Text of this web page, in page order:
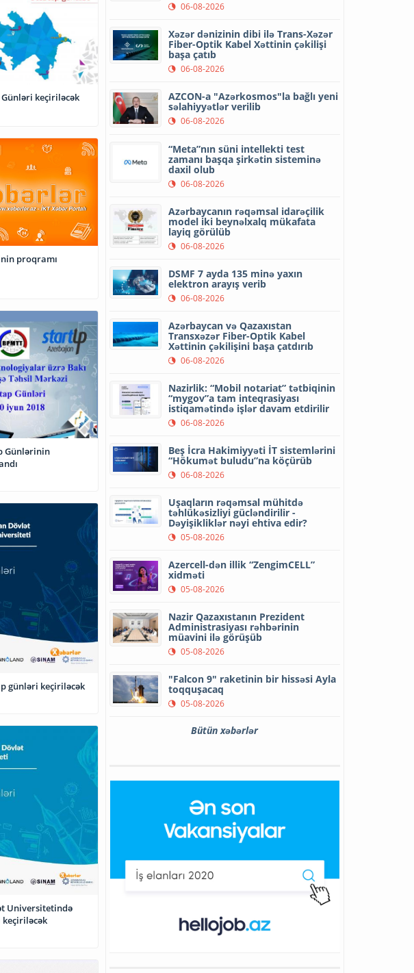
keçiriləcək
proqramı
Günlərinin
günləri keçiriləcək
Universitetində
06-08-2026
Xəzər dənizinin dibi ilə Trans-Xəzər
Fiber-Optik Kabel Xəttinin çəkilişi
başa çatıb
06-08-2026
AZCON-a "Azərkosmos"la bağlı yeni
səlahiyyətlər verilib
06-08-2026
“Meta”nın süni intellekti test
zamanı başqa şirkətin sisteminə
daxil olub
06-08-2026
Azərbaycanın rəqəmsal idarəçilik
model iki beynəlxalq mükafata
layiq görülüb
06-08-2026
DSMF 7 ayda 135 minə yaxın
elektron arayış verib
06-08-2026
Azərbaycan və Qazaxıstan
Transxəzər Fiber-Optik Kabel
Xəttinin çəkilişini başa çatdırıb
06-08-2026
Nazirlik: “Mobil notariat” tətbiqinin
“mygov”a tam inteqrasiyası
istiqamətində işlər davam etdirilir
06-08-2026
Beş İcra Hakimiyyəti İT sistemlərini
“Hökumət buludu”na köçürüb
06-08-2026
Uşaqların rəqəmsal mühitdə
təhlükəsizliyi gücləndirilir -
Dəyişikliklər nəyi ehtiva edir?
05-08-2026
Azercell-dən illik “ZengimCELL”
xidməti
05-08-2026
Nazir Qazaxıstanın Prezident
Administrasiyası rəhbərinin
müavini ilə görüşüb
05-08-2026
"Falcon 9" raketinin bir hissəsi Ayla
toqquşacaq
05-08-2026
Bütün xəbərlər